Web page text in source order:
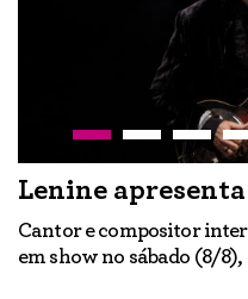
Lenine
Cantor e compositor
em show no sábado (8/